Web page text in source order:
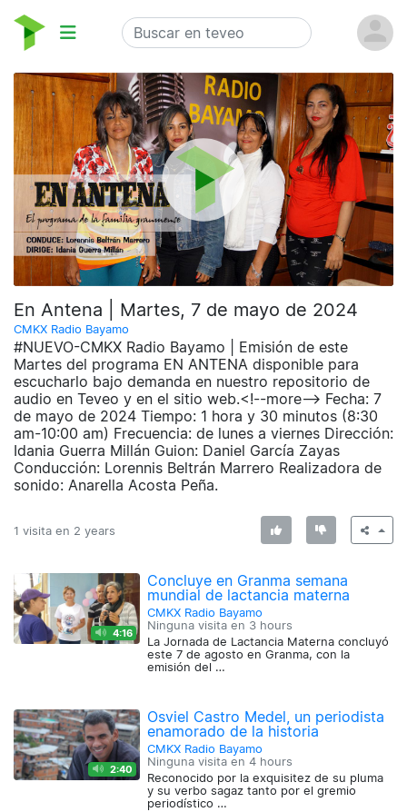
En Antena | Martes, 7 de mayo de 2024
CMKX Radio Bayamo
#NUEVO-CMKX Radio Bayamo | Emisión de este
Martes del programa EN ANTENA disponible para
escucharlo bajo demanda en nuestro repositorio de
audio en Teveo y en el sitio web.<!--more--> Fecha: 7
de mayo de 2024 Tiempo: 1 hora y 30 minutos (8:30
am-10:00 am) Frecuencia: de lunes a viernes Dirección:
Idania Guerra Millán Guion: Daniel García Zayas
Conducción: Lorennis Beltrán Marrero Realizadora de
sonido: Anarella Acosta Peña.
1 visita en 2 years
4:16
Concluye en Granma semana
mundial de lactancia materna
CMKX Radio Bayamo
Ninguna visita en 3 hours
La Jornada de Lactancia Materna concluyó
este 7 de agosto en Granma, con la
emisión del …
2:40
Osviel Castro Medel, un periodista
enamorado de la historia
CMKX Radio Bayamo
Ninguna visita en4 hours
Reconocido por la exquisitez de su pluma
y su verbo sagaz tanto por el gremio
periodístico …